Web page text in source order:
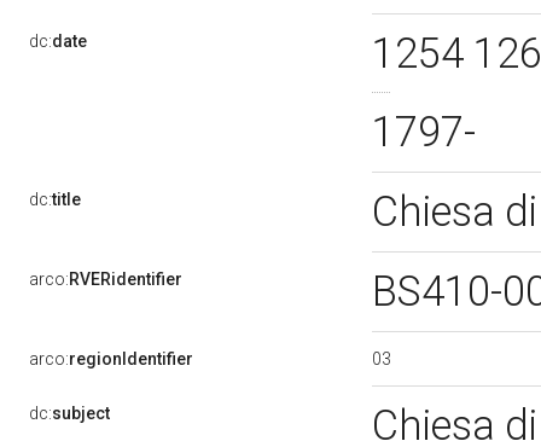
dc:date
1254
1797-
dc:title Chiesa
arco:RVERidentifier BS410-
arco:regionIdentifier 03
dc:subject Chiesa